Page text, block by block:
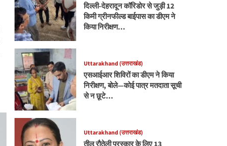
दिल्ली-देहरादून कॉरिडोर से जुड़ी 12
किमी ग्रीनफील्ड बाईपास का डीएम ने
किया निरीक्षण…
Uttarakhand (उत्तराखंड)
एसआईआर शिविरों का डीएम ने किया
निरीक्षण, बोले—कोई पात्र मतदाता सूची
से न छूटे…
Uttarakhand (उत्तराखंड)